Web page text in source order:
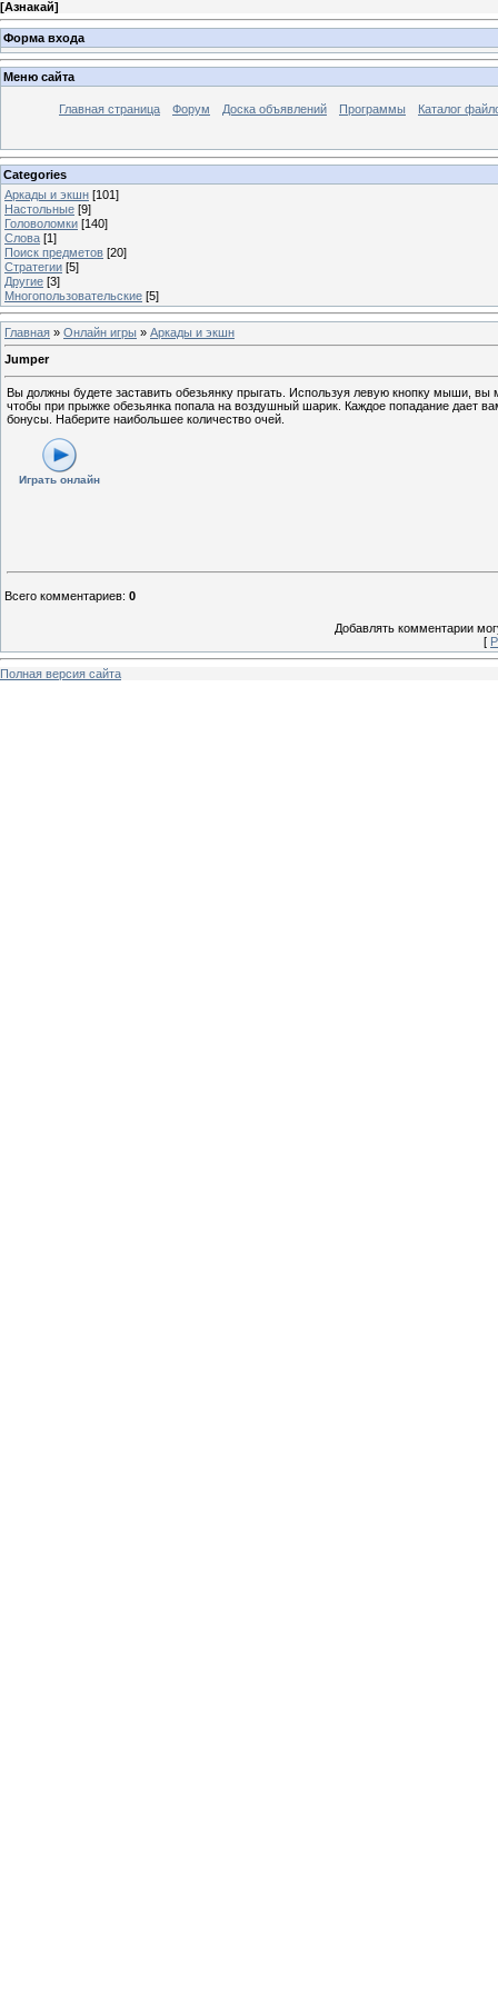
[Азнакай]
Форма входа
Меню сайта
Главная страница Форум Доска объявлений Программы Каталог
Categories
Аркады и экшн [101]
Настольные [9]
Головоломки [140]
Слова [1]
Поиск предметов [20]
Стратегии [5]
Другие [3]
Многопользовательские [5]
Главная » Онлайн игры » Аркады и экшн
Jumper
Вы должны будете заставить обезьянку прыгать. Используя левую кнопку мыши, вы
чтобы при прыжке обезьянка попала на воздушный шарик. Каждое попадание дает
бонусы. Наберите наибольшее количество очей.
Играть онлайн
Всего комментариев: 0
Добавлять комментарии
[
Полная версия сайта